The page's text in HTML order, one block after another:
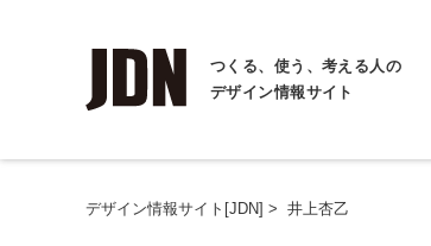
つくる、使う、考える人の
デザイン情報サイト
デザイン情報サイト[JDN] > 井上杏乙